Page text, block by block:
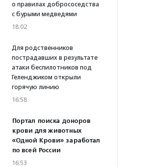
о правилах добрососедства
с бурыми медведями
18:02
Для родственников
пострадавших в результате
атаки беспилотников под
Геленджиком открыли
горячую линию
16:58
Портал поиска доноров
крови для животных
«Одной Крови» заработал
по всей России
16:53